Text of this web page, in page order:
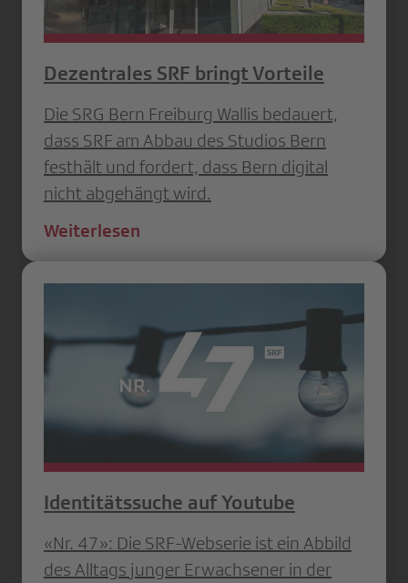
Dezentrales SRF bringt Vorteile
Die SRG Bern Freiburg Wallis bedauert,
dass SRF am Abbau des Studios Bern
festhält und fordert, dass Bern digital
nicht abgehängt wird.
Weiterlesen
Identitätssuche auf Youtube
«Nr. 47»: Die SRF-Webserie ist ein Abbild
des Alltags junger Erwachsener in der